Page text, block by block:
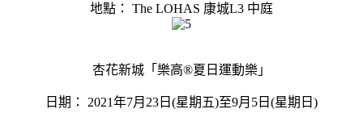
地點： The LOHAS 康城L3 中庭
杏花新城「樂高®夏日運動樂」
日期： 2021年7月23日(星期五)至9月5日(星期日)